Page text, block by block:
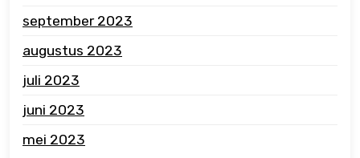
september 2023
augustus 2023
juli 2023
juni 2023
mei 2023